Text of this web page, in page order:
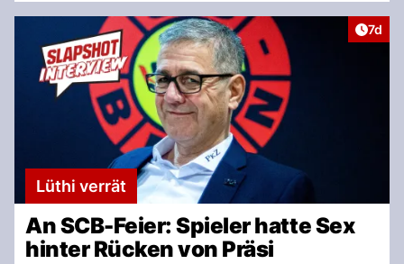
7d
Lüthi verrät
An SCB-Feier: Spieler hatte Sex
hinter Rücken von Präsi